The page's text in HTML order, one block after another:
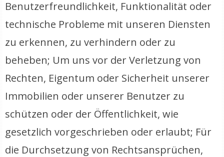
Benutzerfreundlichkeit, Funktionalität oder
technische Probleme mit unseren Diensten
zu erkennen, zu verhindern oder zu
beheben; Um uns vor der Verletzung von
Rechten, Eigentum oder Sicherheit unserer
Immobilien oder unserer Benutzer zu
schützen oder der Öffentlichkeit, wie
gesetzlich vorgeschrieben oder erlaubt; Für
die Durchsetzung von Rechtsansprüchen,